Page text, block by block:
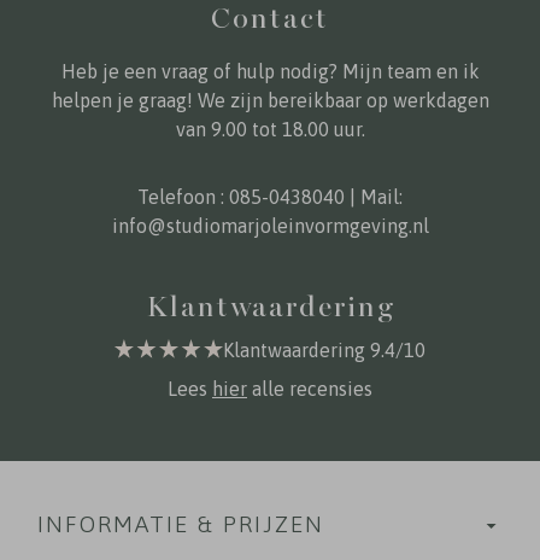
Contact
Heb je een vraag of hulp nodig? Mijn team en ik
helpen je graag! We zijn bereikbaar op werkdagen
van 9.00 tot 18.00 uur.
Telefoon : 085-0438040 | Mail:
info@studiomarjoleinvormgeving.nl
Klantwaardering
Klantwaardering 9.4/10
Lees hier alle recensies
INFORMATIE & PRIJZEN